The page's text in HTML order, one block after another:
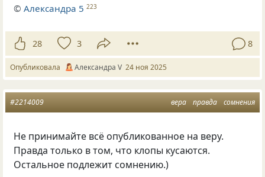
©Александра 5 223
28 3 8
Опубликовала Александра V 24 ноя 2025
вера правда сомнения
#2214009
Не принимайте всё опубликованное на веру.
Правда только в том, что клопы кусаются.
Остальное подлежит сомнению.)